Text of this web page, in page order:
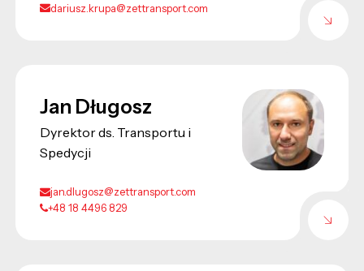
dariusz.krupa@zettransport.com
Jan Długosz
Dyrektor ds. Transportu i
Spedycji
jan.dlugosz@zettransport.com
+48 18 4496 829